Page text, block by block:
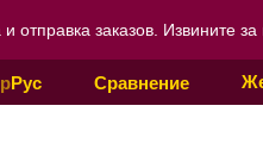
заказов. Извините за
Рус Сравнение